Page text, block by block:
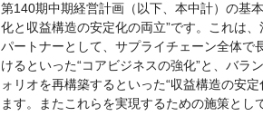
第140期中期経営計画（以下、本中計）の基
化と収益構造の安定化の両立”です。これは
パートナーとして、サプライチェーン全体で
けるといった“コアビジネスの強化”と、バラ
ォリオを再構築するといった“収益構造の安
ます。またこれらを実現するための施策とし